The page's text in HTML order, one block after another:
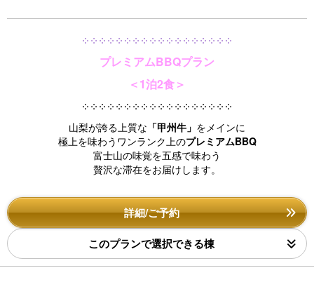
༶ ༶ ༶ ༶ ༶ ༶ ༶ ༶ ༶ ༶ ༶ ༶ ༶ ༶ ༶ ༶ ༶ ༶
プレミアムBBQプラン
＜1泊2食＞
༶ ༶ ༶ ༶ ༶ ༶ ༶ ༶ ༶ ༶ ༶ ༶ ༶ ༶ ༶ ༶ ༶ ༶
山梨が誇る上質な 「甲州牛」 をメインに
極上を味わうワンランク上のプレミアムBBQ
富士山の味覚を五感で味わう
贅沢な滞在をお届けします。
詳細/ご予約
このプランで選択できる棟